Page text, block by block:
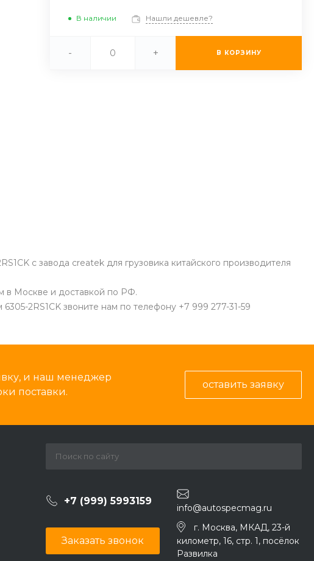
В наличии Нашли дешевле?
- + В КОРЗИНУ
с завода createk для грузовика китайского производителя
в Москве и доставкой по РФ.
2RS1CK звоните нам по телефону +7 999 277-31-59
и наш менеджер
поставки.
оставить заявку
+7 (999) 5993159
info@autospecmag.ru
Заказать звонок
г. Москва, МКАД, 23-й
километр, 16, стр. 1, посёлок
Развилка